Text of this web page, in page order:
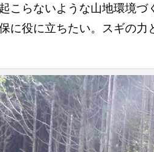
こらないような山地環境
に役に立ちたい。スギの力